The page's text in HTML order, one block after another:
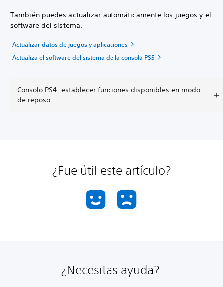
También puedes actualizar automáticamente los juegos y el
software del sistema.
Actualizar datos de juegos y aplicaciones
Actualiza el software del sistema de la consola PS5
Consolo PS4: establecer funciones disponibles en modo
de reposo
¿Fue útil este artículo?
¿Necesitas ayuda?